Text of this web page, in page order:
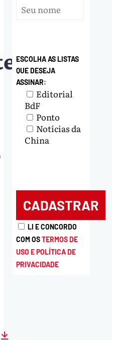
ESCOLHA AS LISTAS
QUE DESEJA
ASSINAR:
Editorial
BdF
Ponto
Notícias da
China
LI E CONCORDO
COM OSTERMOS DE
USO E POLÍTICA DE
PRIVACIDADE